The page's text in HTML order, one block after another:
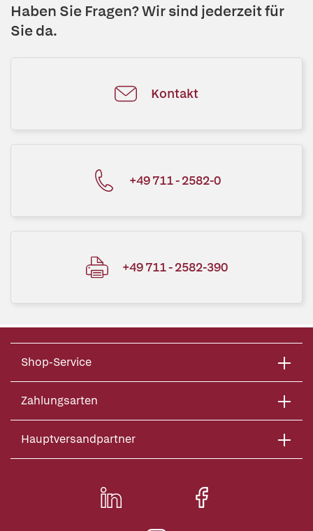
Haben Sie Fragen? Wir sind jederzeit für
Sie da.
Kontakt
+49 711 - 2582-0
+49 711 - 2582-390
Shop-Service
Zahlungsarten
Hauptversandpartner